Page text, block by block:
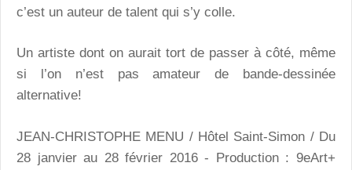
c’est un auteur de talent qui s’y colle.
Un artiste dont on aurait tort de passer à côté, même
si l’on n’est pas amateur de bande-dessinée
alternative!
JEAN-CHRISTOPHE MENU / Hôtel Saint-Simon / Du
28 janvier au 28 février 2016- Production : 9eArt+